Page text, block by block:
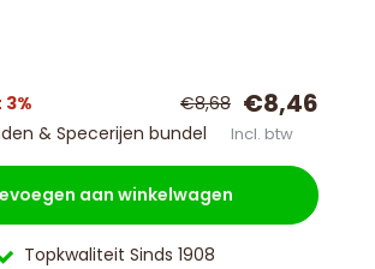
€8,68 €8,46
& Specerijen bundel Incl. btw
aan winkelwagen
Topkwaliteit Sinds 1908